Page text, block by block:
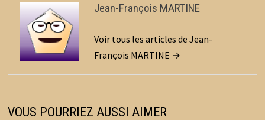
Jean-François MARTINE
Voir tous les articles de Jean-
François MARTINE →
VOUS POURRIEZ AUSSI AIMER